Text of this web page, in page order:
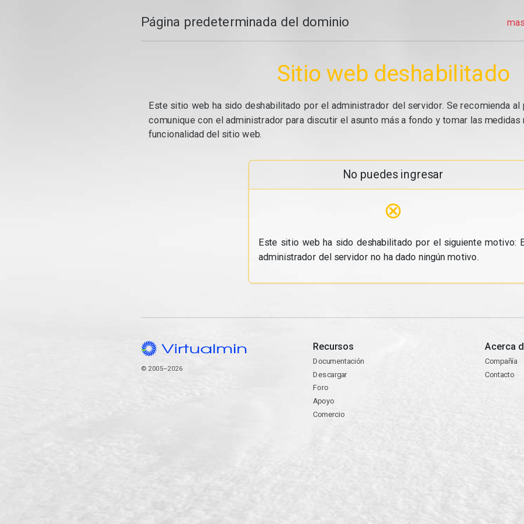
Página predeterminada del dominio
Sitio web deshabilitado
Este sitio web ha sido deshabilitado por el administrador del servidor. Se recomienda
comunique con el administrador para discutir el asunto más a fondo y tomar las medidas
funcionalidad del sitio web.
No puedes ingresar
⊗
Este sitio web ha sido deshabilitado por el siguiente motivo:
administrador del servidor no ha dado ningún motivo.
© 2005–2026
Recursos
Documentación
Descargar
Foro
Apoyo
Comercio
Acerca
Compañía
Contacto